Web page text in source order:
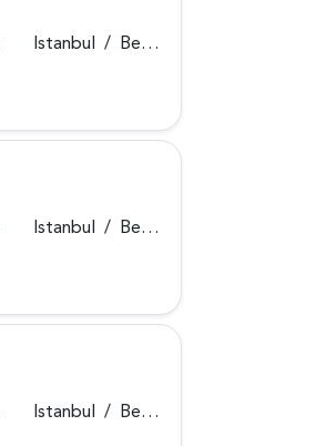
Istanbul / Beykoz
Istanbul / Beykoz
Istanbul / Beykoz